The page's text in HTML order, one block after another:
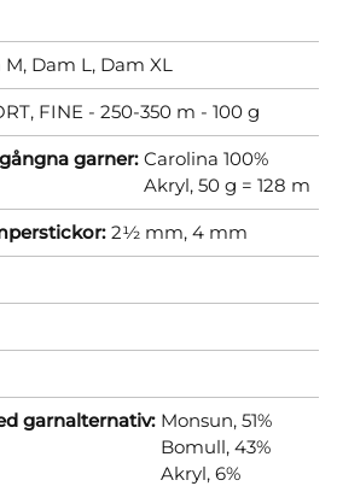
M, Dam L, Dam XL
FINE - 250-350 m - 100 g
garner: Carolina 100%
Akryl, 50 g = 128 m
2½ mm, 4 mm
garnalternativ: Monsun, 51%
Bomull, 43%
Akryl, 6%